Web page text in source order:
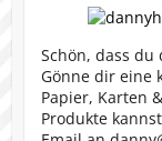
Schön, dass du
Gönne dir eine
Papier, Karten
Produkte